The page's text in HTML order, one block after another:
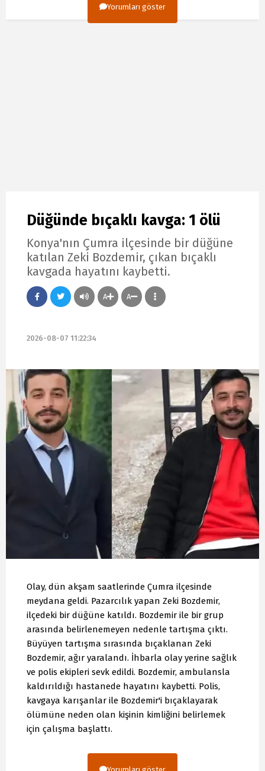
Yorumları göster
Düğünde bıçaklı kavga: 1 ölü
Konya'nın Çumra ilçesinde bir düğüne
katılan Zeki Bozdemir, çıkan bıçaklı
kavgada hayatını kaybetti.
A A
2026-08-07 11:22:34
Olay, dün akşam saatlerinde Çumra ilçesinde
meydana geldi. Pazarcılık yapan Zeki Bozdemir,
ilçedeki bir düğüne katıldı. Bozdemir ile bir grup
arasında belirlenemeyen nedenle tartışma çıktı.
Büyüyen tartışma sırasında bıçaklanan Zeki
Bozdemir, ağır yaralandı. İhbarla olay yerine sağlık
ve polis ekipleri sevk edildi. Bozdemir, ambulansla
kaldırıldığı hastanede hayatını kaybetti. Polis,
kavgaya karışanlar ile Bozdemir'i bıçaklayarak
ölümüne neden olan kişinin kimliğini belirlemek
için çalışma başlattı.